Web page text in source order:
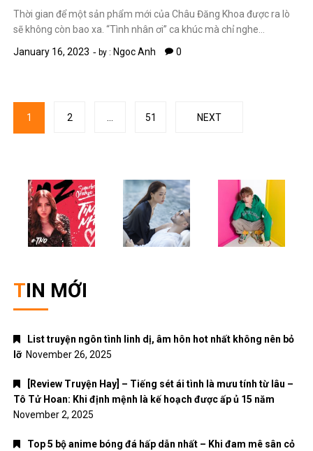
Thời gian để một sản phẩm mới của Châu Đăng Khoa được ra lò
sẽ không còn bao xa. “Tình nhân ơi” ca khúc mà chỉ nghe…
January 16, 2023
by : Ngoc Anh 0
Posts
navigation
1 2 51 NEXT
TIN MỚI
List truyện ngôn tình linh dị, âm hôn hot nhất không nên bỏ
lỡ November 26, 2025
[Review Truyện Hay] – Tiếng sét ái tình là mưu tính từ lâu –
Tô Tử Hoan: Khi định mệnh là kế hoạch được ấp ủ 15 năm
November 2, 2025
Top 5 bộ anime bóng đá hấp dẫn nhất – Khi đam mê sân cỏ